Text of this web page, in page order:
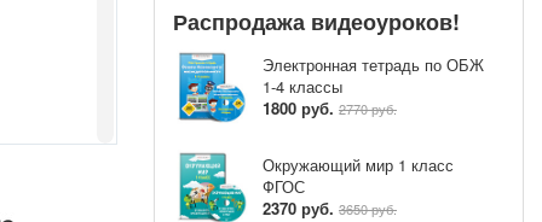
на
Распродажа видеоуроков!
Электронная тетрадь по ОБЖ
1-4 классы
1800 руб. 2770 руб.
Окружающий мир 1 класс
ФГОС
2370 руб. 3650 руб.